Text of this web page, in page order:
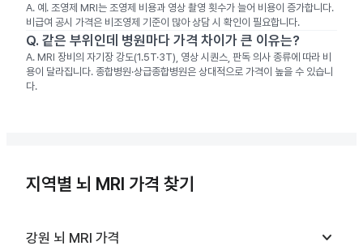
A. 예. 조영제 MRI는 조영제 비용과 영상 촬영 횟수가 늘어 비용이 증가합니다.
비급여 공시 가격은 비조영제 기준이 많아 상담 시 확인이 필요합니다.
Q. 같은 부위인데 병원마다 가격 차이가 큰 이유는?
A. MRI 장비의 자기장 강도(1.5T·3T), 영상 시퀀스, 판독 의사 종류에 따라 비
용이 달라집니다. 종합병원·상급종합병원은 상대적으로 가격이 높을 수 있습니
다.
지역별 뇌 MRI 가격 찾기
강원 뇌 MRI 가격 keyboard_arrow_down